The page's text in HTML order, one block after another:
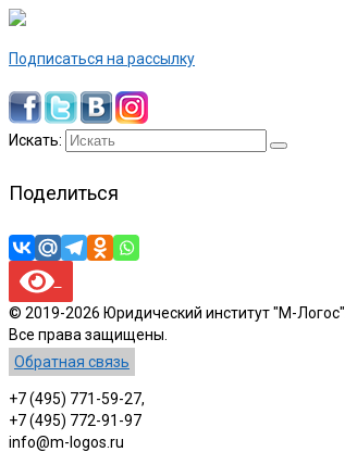
Подписаться на рассылку
Искать:
Поделиться
© 2019-2026 Юридический институт "М-Логос".
Все права защищены.
Обратная связь
+7 (495) 771-59-27,
+7 (495) 772-91-97
info@m-logos.ru